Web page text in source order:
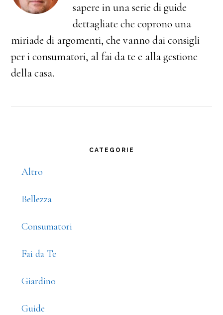
sapere in una serie di guide
dettagliate che coprono una
miriade di argomenti, che vanno dai consigli
per i consumatori, al fai da te e alla gestione
della casa.
Sidebar
CATEGORIE
Altro
Bellezza
Consumatori
Fai da Te
Giardino
Guide